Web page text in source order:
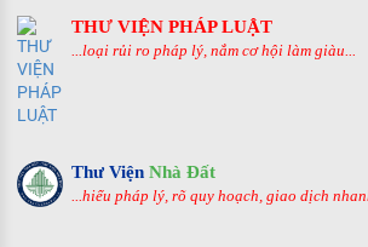
THƯ VIỆN PHÁP LUẬT
...loại rủi ro pháp lý, nắm cơ hội làm giàu...
Thư Viện Nhà Đất
...hiểu pháp lý, rõ quy hoạch, giao dịch